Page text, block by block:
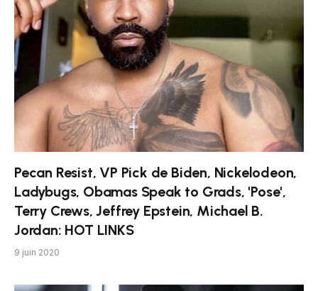
Pecan Resist, VP Pick de Biden, Nickelodeon,
Ladybugs, Obamas Speak to Grads, 'Pose',
Terry Crews, Jeffrey Epstein, Michael B.
Jordan: HOT LINKS
9 juin 2020